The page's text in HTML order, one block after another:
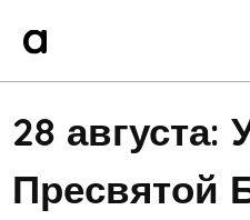
28 августа:
Пресвятой